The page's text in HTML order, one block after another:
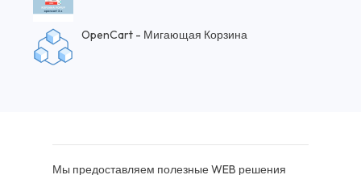
OpenCart - Мигающая Корзина
Мы предоставляем полезные WEB решения